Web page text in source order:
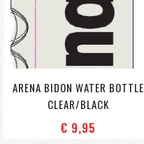
ARENA BIDON WATER BOTTLE
CLEAR/BLACK
€ 9,95